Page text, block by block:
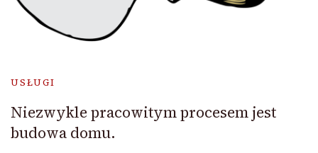
USŁUGI
Niezwykle pracowitym procesem jest
budowa domu.